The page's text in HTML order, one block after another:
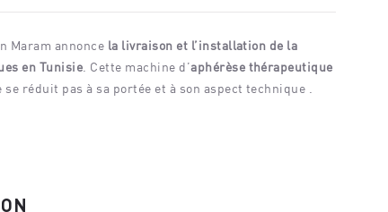
Maram annonce la livraison et l’installation de la
en Tunisie . Cette machine d’aphérèse thérapeutique
réduit pas à sa portée et à son aspect technique .